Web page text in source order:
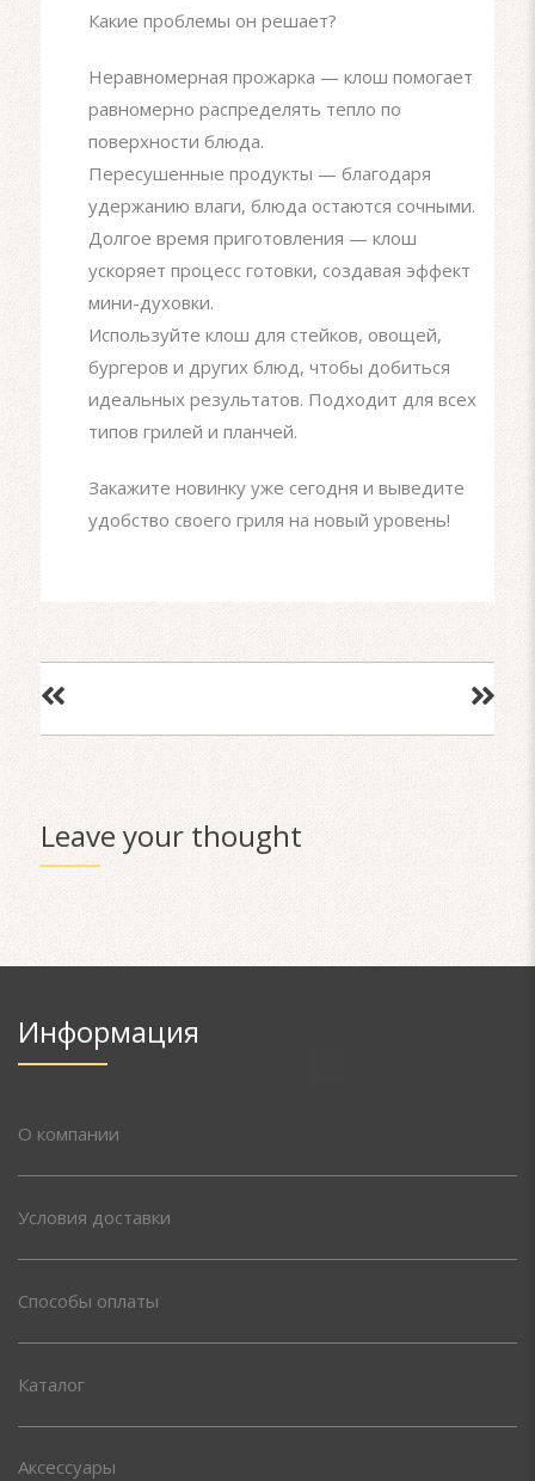
Какие проблемы он решает?
Неравномерная прожарка — клош помогает
равномерно распределять тепло по
поверхности блюда.
Пересушенные продукты — благодаря
удержанию влаги, блюда остаются сочными.
Долгое время приготовления — клош
ускоряет процесс готовки, создавая эффект
мини-духовки.
Используйте клош для стейков, овощей,
бургеров и других блюд, чтобы добиться
идеальных результатов. Подходит для всех
типов грилей и планчей.
Закажите новинку уже сегодня и выведите
удобство своего гриля на новый уровень!
Leave your thought
Информация
О компании
Условия доставки
Способы оплаты
Каталог
Аксессуары